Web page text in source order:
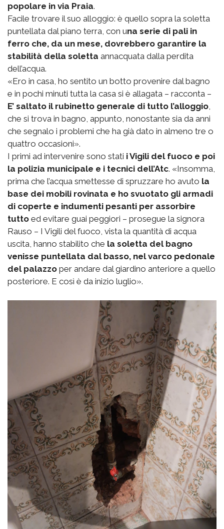
popolare in via Praia.
Facile trovare il suo alloggio: è quello sopra la soletta
puntellata dal piano terra, con una serie di pali in
ferro che, da un mese, dovrebbero garantire la
stabilità della soletta annacquata dalla perdita
dell’acqua.
«Ero in casa, ho sentito un botto provenire dal bagno
e in pochi minuti tutta la casa si è allagata – racconta –
E’ saltato il rubinetto generale di tutto l’alloggio,
che si trova in bagno, appunto, nonostante sia da anni
che segnalo i problemi che ha già dato in almeno tre o
quattro occasioni».
I primi ad intervenire sono stati i Vigili del fuoco e poi
la polizia municipale e i tecnici dell’Atc. «Insomma,
prima che l’acqua smettesse di spruzzare ho avuto la
base dei mobili rovinata e ho svuotato gli armadi
di coperte e indumenti pesanti per assorbire
tutto ed evitare guai peggiori – prosegue la signora
Rauso – I Vigili del fuoco, vista la quantità di acqua
uscita, hanno stabilito che la soletta del bagno
venisse puntellata dal basso, nel varco pedonale
del palazzo per andare dal giardino anteriore a quello
posteriore. E così è da inizio luglio».